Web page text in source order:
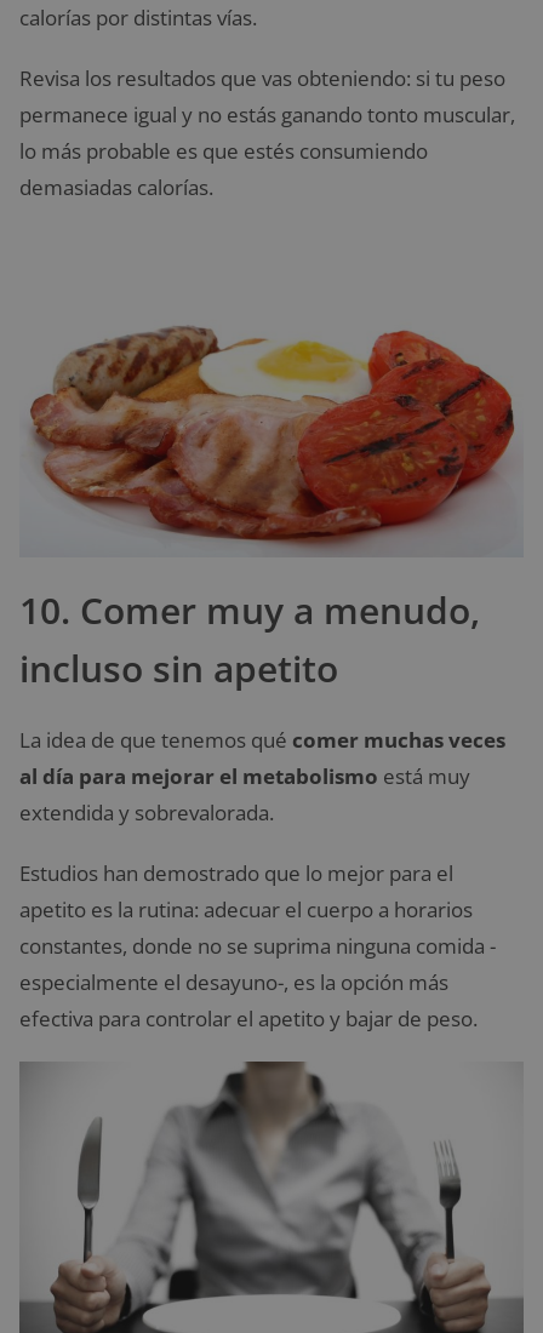
calorías por distintas vías.
Revisa los resultados que vas obteniendo: si tu peso
permanece igual y no estás ganando tonto muscular,
lo más probable es que estés consumiendo
demasiadas calorías.
10. Comer muy a menudo,
incluso sin apetito
La idea de que tenemos qué comer muchas veces
al día para mejorar el metabolismo está muy
extendida y sobrevalorada.
Estudios han demostrado que lo mejor para el
apetito es la rutina: adecuar el cuerpo a horarios
constantes, donde no se suprima ninguna comida -
especialmente el desayuno-, es la opción más
efectiva para controlar el apetito y bajar de peso.